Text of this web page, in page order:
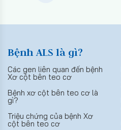
Bệnh ALS là gì?
Các gen liên quan đến bệnh
Xơ cột bên teo cơ
Bệnh xơ cột bên teo cơ là
gì?
Triệu chứng của bệnh Xơ
cột bên teo cơ